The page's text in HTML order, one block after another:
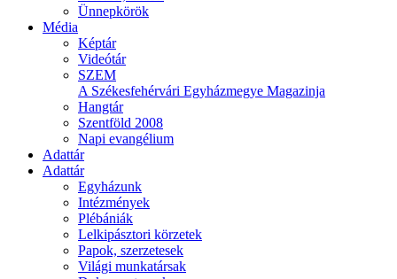
Ünnepkörök
Média
Képtár
Videótár
SZEM
A Székesfehérvári Egyházmegye Magazinja
Hangtár
Szentföld 2008
Napi evangélium
Adattár
Adattár
Egyházunk
Intézmények
Plébániák
Lelkipásztori körzetek
Papok, szerzetesek
Világi munkatársak